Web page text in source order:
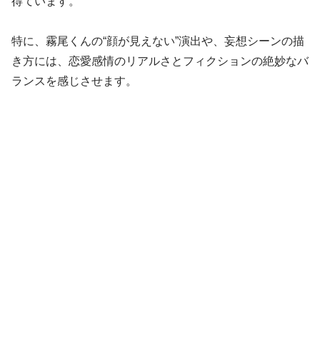
特に、霧尾くんの“顔が見えない”演出や、妄想シーンの描
き方には、恋愛感情のリアルさとフィクションの絶妙なバ
ランスを感じさせます。